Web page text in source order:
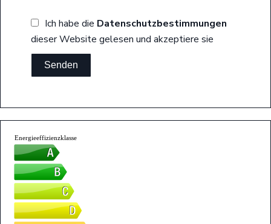
Ich habe die Datenschutzbestimmungen
dieser Website gelesen und akzeptiere sie
Senden
Energieeffizienzklasse